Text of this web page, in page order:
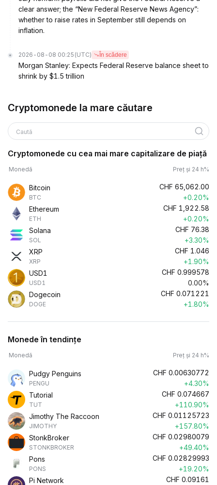
clear answer; the “New Federal Reserve News Agency”:
whether to raise rates in September still depends on
inflation.
2026-08-08 00:25 (UTC) În scădere
Morgan Stanley: Expects Federal Reserve balance sheet to
shrink by $1.5 trillion
Cryptomonede la mare căutare
Caută
Cryptomonede cu cea mai mare capitalizare de piață
Monedă Preț și 24 h%
Bitcoin
BTC
CHF 65,062.00
+0.20%
Ethereum
ETH
CHF 1,922.58
+0.20%
Solana
SOL
CHF 76.38
+3.30%
XRP
XRP
CHF 1.046
+1.90%
USD1
USD1
CHF 0.999578
0.00%
Dogecoin
DOGE
CHF 0.071221
+1.80%
Monede în tendințe
Monedă Preț și 24 h%
Pudgy Penguins
PENGU
CHF 0.00630772
+4.30%
Tutorial
TUT
CHF 0.074667
+110.90%
Jimothy The Raccoon
JIMOTHY
CHF 0.01125723
+157.80%
StonkBroker
STONKBROKER
CHF 0.02980079
+49.40%
Pons
PONS
CHF 0.02829993
+19.20%
Pi Network
CHF 0.09161